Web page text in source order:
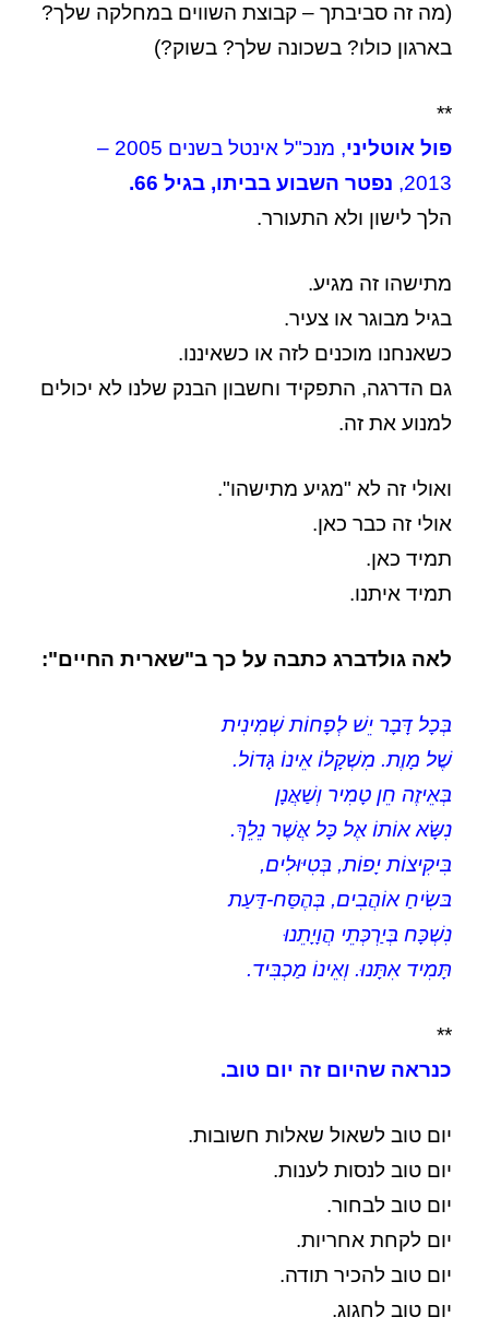
(מה זה סביבתך – קבוצת השווים במחלקה שלך?
בארגון כולו? בשכונה שלך? בשוק?)
**
פול אוטליני
, מנכ"ל אינטל בשנים 2005 –
2013, נפטר השבוע בביתו, בגיל 66.
הלך לישון ולא התעורר.
מתישהו זה מגיע.
בגיל מבוגר או צעיר.
כשאנחנו מוכנים לזה או כשאיננו.
גם הדרגה, התפקיד וחשבון הבנק שלנו לא יכולים
למנוע את זה.
ואולי זה לא "מגיע מתישהו".
אולי זה כבר כאן.
תמיד כאן.
תמיד איתנו.
לאה גולדברג כתבה על כך ב"שארית החיים":
בְּכָל דָּבָר יֵשׁ לְפָחוֹת שְׁמִינִית
שֶׁל מָוֶת. מִשְׁקָלוֹ אֵינוֹ גָּדוֹל.
בְּאֵיזֶה חֵן טָמִיר וְשַׁאֲנָן
נִשָּׂא אוֹתוֹ אֶל כָּל אֲשֶׁר נֵלֵךְ.
בִּיקִיצוֹת יָפוֹת, בְּטִיּוּלִים,
בּשִׂיחַ אוֹהֲבִים, בְּהֶסַּח-דַּעַת
נִשְׁכָּח בְּיַרְכְּתֵי הֲוָיָתֵנוּ
תָּמִיד אִתָּנוּ. וְאֵינוֹ מַכְבִּיד.
**
כנראה שהיום זה יום טוב.
יום טוב לשאול שאלות חשובות.
יום טוב לנסות לענות.
יום טוב לבחור.
יום לקחת אחריות.
יום טוב להכיר תודה.
יום טוב לחגוג.